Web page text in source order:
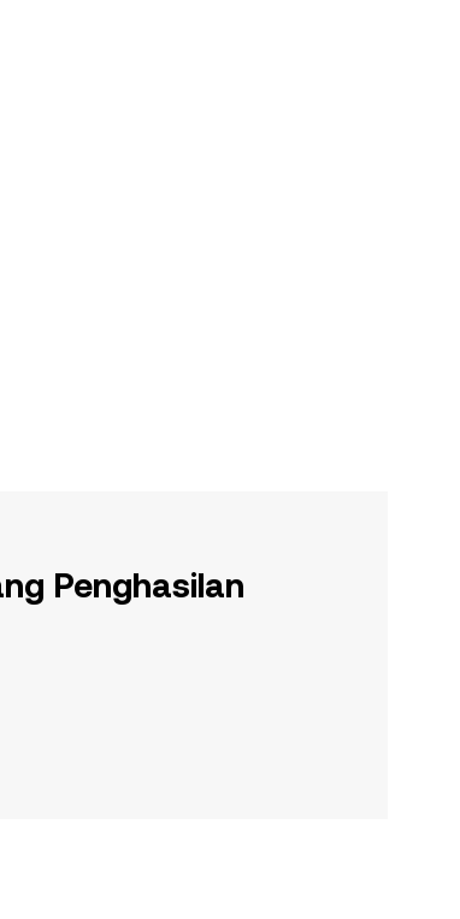
Penghasilan